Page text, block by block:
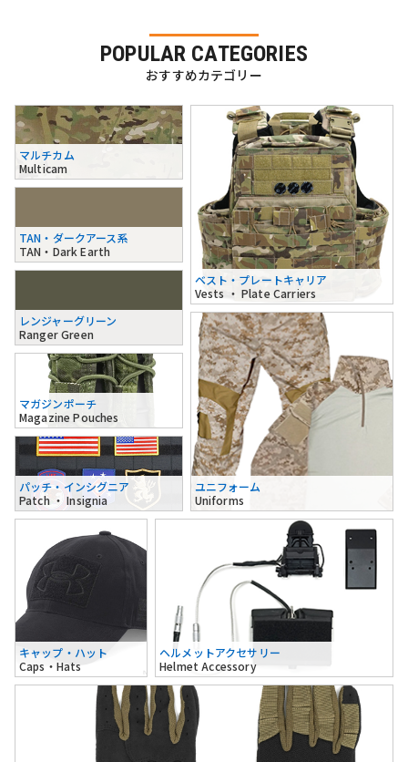
POPULAR CATEGORIES
おすすめカテゴリー
マルチカム
Multicam
TAN・ダークアース系
TAN・Dark Earth
レンジャーグリーン
Ranger Green
ベスト・プレートキャリア
Vests ・ Plate Carriers
マガジンポーチ
Magazine Pouches
パッチ・インシグニア
Patch ・ Insignia
ユニフォーム
Uniforms
キャップ・ハット
Caps・Hats
ヘルメットアクセサリー
Helmet Accessory